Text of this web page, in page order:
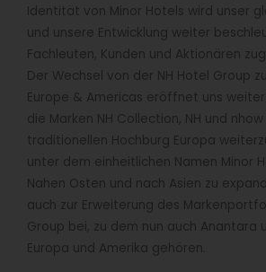
Identität von Minor Hotels wird unser
und unsere Entwicklung weiter
Fachleuten, Kunden und Aktionären
Der Wechsel von der NH Hotel Group
Europe & Americas eröffnet uns
die Marken NH Collection, NH und
traditionellen Hochburg Europa
unter dem einheitlichen Namen Minor
Nahen Osten und nach Asien zu
auch zur Erweiterung des
Group bei, zu dem nun auch Anantara
Europa und Amerika gehören.